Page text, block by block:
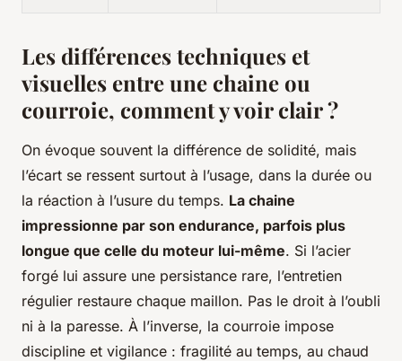
Les différences techniques et
visuelles entre une chaine ou
courroie, comment y voir clair ?
On évoque souvent la différence de solidité, mais
l’écart se ressent surtout à l’usage, dans la durée ou
la réaction à l’usure du temps. La chaine
impressionne par son endurance, parfois plus
longue que celle du moteur lui-même. Si l’acier
forgé lui assure une persistance rare, l’entretien
régulier restaure chaque maillon. Pas le droit à l’oubli
ni à la paresse. À l’inverse, la courroie impose
discipline et vigilance : fragilité au temps, au chaud